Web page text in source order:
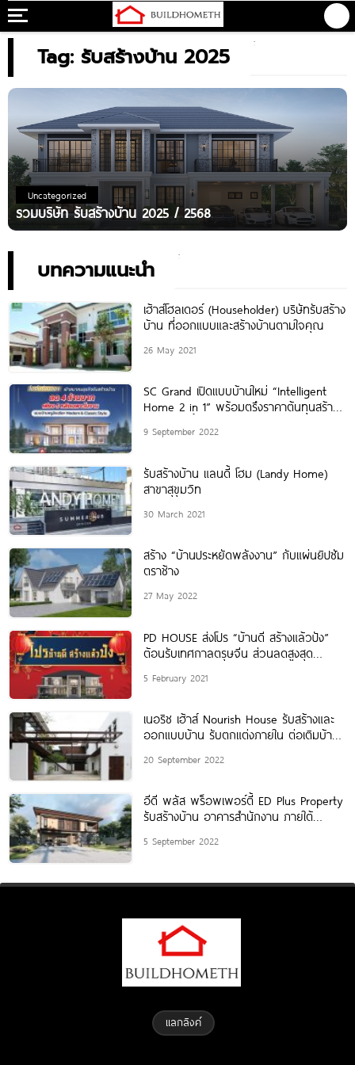
Tag: รับสร้างบ้าน 2025
Uncategorized
รวมบริษัท รับสร้างบ้าน 2025 / 2568
บทความแนะนำ
เฮ้าส์โฮลเดอร์ (Householder) บริษัทรับสร้าง
บ้าน ที่ออกแบบและสร้างบ้านตามใจคุณ
26 May 2021
SC Grand เปิดแบบบ้านใหม่ “Intelligent
Home 2 in 1” พร้อมตรึงราคาต้นทุนสร้าง
9 September 2022
รับสร้างบ้าน แลนดี้ โฮม (Landy Home)
สาขาสุขุมวิท
30 March 2021
สร้าง “บ้านประหยัดพลังงาน” กับแผ่นยิปซัม
ตราช้าง
27 May 2022
PD HOUSE ส่งโปร “บ้านดี สร้างแล้วปัง”
ต้อนรับเทศกาลตรุษจีน ส่วนลดสูงสุด
5 February 2021
เนอริช เฮ้าส์ Nourish House รับสร้างและ
ออกแบบบ้าน รับตกแต่งภายใน ต่อเติมบ้าน
20 September 2022
อีดี พลัส พร็อพเพอร์ตี้ ED Plus Property
รับสร้างบ้าน อาคารสำนักงาน ภายใต้
5 September 2022
แลกลิงค์